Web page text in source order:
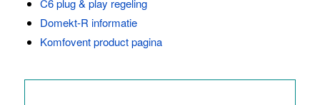
C6 plug & play regeling
Domekt-R informatie
Komfovent product pagina